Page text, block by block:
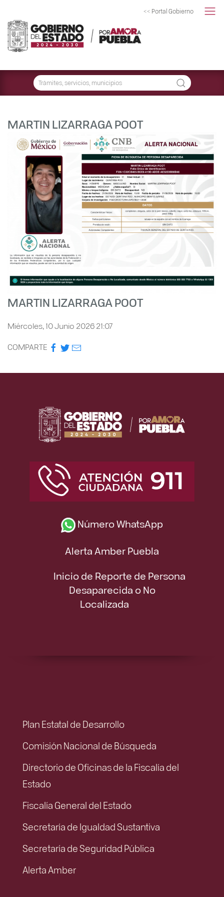
<< Portal Gobierno
MARTIN LIZARRAGA POOT
MARTIN LIZARRAGA POOT
Miércoles, 10 Junio 2026 21:07
COMPARTE
Número WhatsApp
Alerta Amber Puebla
Inicio de Reporte de Persona
Desaparecida o No
Localizada
Plan Estatal de Desarrollo
Comisión Nacional de Búsqueda
Directorio de Oficinas de la Fiscalía del
Estado
Fiscalía General del Estado
Secretaría de Igualdad Sustantiva
Secretaría de Seguridad Pública
Alerta Amber